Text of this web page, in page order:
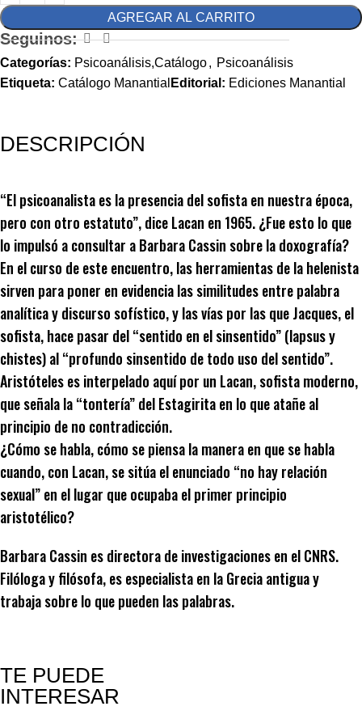
AGREGAR AL CARRITO
Seguinos:
Categorías: Psicoanálisis,Catálogo, Psicoanálisis
Etiqueta: Catálogo Manantial Editorial: Ediciones Manantial
DESCRIPCIÓN
“El psicoanalista es la presencia del sofista en nuestra época,
pero con otro estatuto”, dice Lacan en 1965. ¿Fue esto lo que
lo impulsó a consultar a Barbara Cassin sobre la doxografía?
En el curso de este encuentro, las herramientas de la helenista
sirven para poner en evidencia las similitudes entre palabra
analítica y discurso sofístico, y las vías por las que Jacques, el
sofista, hace pasar del “sentido en el sinsentido” (lapsus y
chistes) al “profundo sinsentido de todo uso del sentido”.
Aristóteles es interpelado aquí por un Lacan, sofista moderno,
que señala la “tontería” del Estagirita en lo que atañe al
principio de no contradicción.
¿Cómo se habla, cómo se piensa la manera en que se habla
cuando, con Lacan, se sitúa el enunciado “no hay relación
sexual” en el lugar que ocupaba el primer principio
aristotélico?
Barbara Cassin es directora de investigaciones en el CNRS.
Filóloga y filósofa, es especialista en la Grecia antigua y
trabaja sobre lo que pueden las palabras.
TE PUEDE
INTERESAR